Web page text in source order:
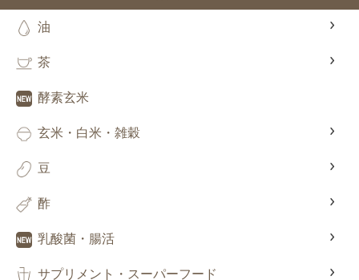
油
茶
酵素玄米
玄米・白米・雑穀
豆
酢
乳酸菌・腸活
サプリメント・スーパーフード